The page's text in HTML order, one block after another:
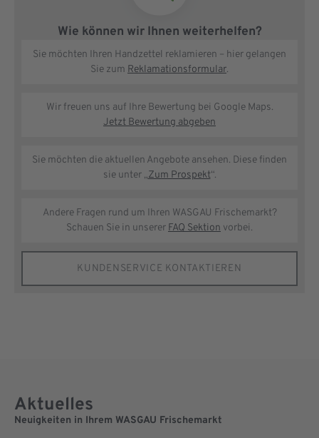
Wie können wir Ihnen weiterhelfen?
Sie möchten Ihren Handzettel reklamieren – hier gelangen
Sie zum Reklamationsformular.
Wir freuen uns auf Ihre Bewertung bei Google Maps.
Jetzt Bewertung abgeben
Sie möchten die aktuellen Angebote ansehen. Diese finden
sie unter „Zum Prospekt“.
Andere Fragen rund um Ihren WASGAU Frischemarkt?
Schauen Sie in unserer FAQ Sektion vorbei.
KUNDENSERVICE KONTAKTIEREN
Aktuelles
Neuigkeiten in Ihrem WASGAU Frischemarkt